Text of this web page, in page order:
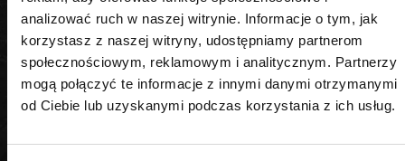
analizować ruch w naszej witrynie. Informacje o tym, jak
korzystasz z naszej witryny, udostępniamy partnerom
społecznościowym, reklamowym i analitycznym. Partnerzy
mogą połączyć te informacje z innymi danymi otrzymanymi
od Ciebie lub uzyskanymi podczas korzystania z ich usług.
PODOBNE PRODUKTY